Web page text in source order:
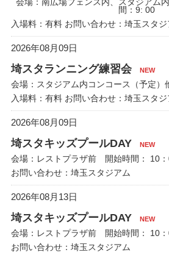
会場：南広場フェンス内、スタジア
間：9: 00
入場料：有料 お問い合わせ：埼玉スタジ
2026年08月09日
埼スタランニング練習会 NEW
会場：スタジアム内コンコース（予定
入場料：有料 お問い合わせ：埼玉スタジ
2026年08月09日
埼スタキッズプールDAY NEW
会場：レストプラザ前 開始時間： 10
お問い合わせ：埼玉スタジアム
2026年08月13日
埼スタキッズプールDAY NEW
会場：レストプラザ前 開始時間： 10
お問い合わせ：埼玉スタジアム